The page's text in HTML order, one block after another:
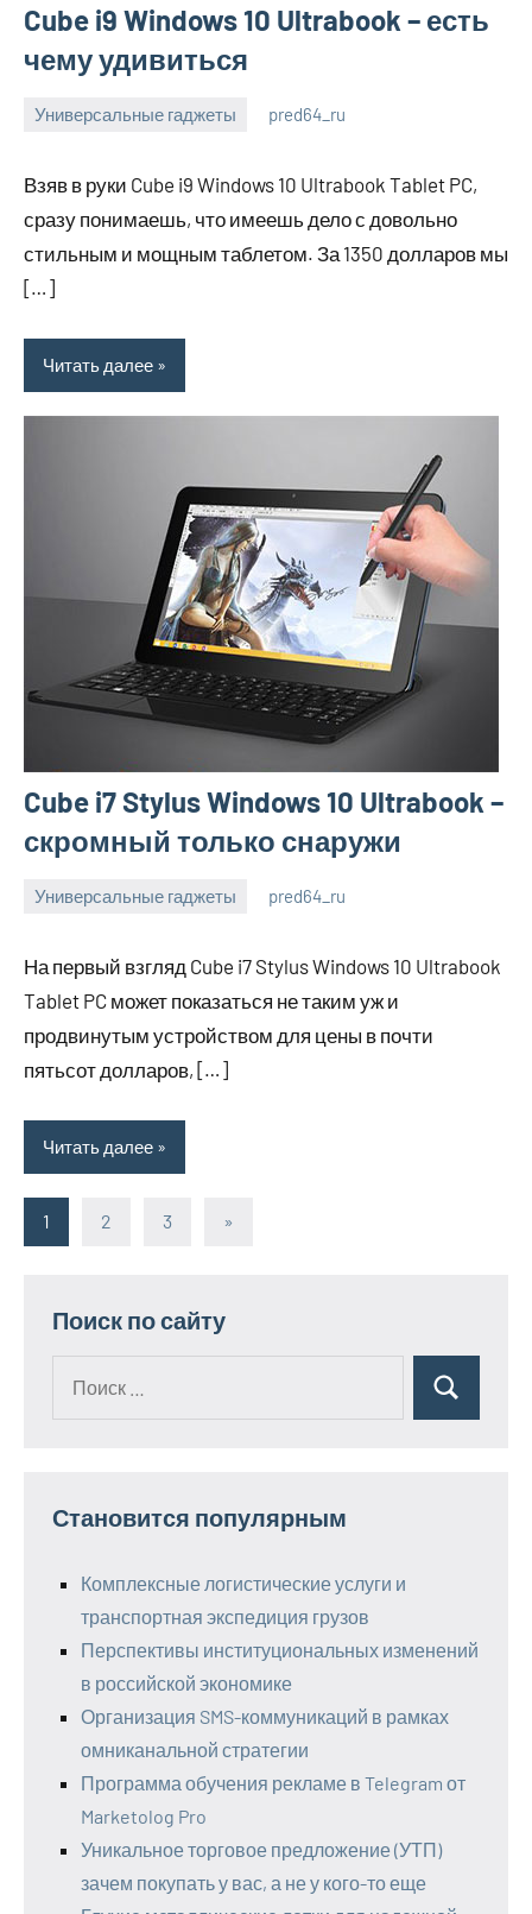
Cube i9 Windows 10 Ultrabook – есть
чему удивиться
Универсальные гаджеты
2023
pred64_ru
Взяв в руки Cube i9 Windows 10 Ultrabook Tablet PC,
сразу понимаешь, что имеешь дело с довольно
стильным и мощным таблетом. За 1350 долларов мы
[…]
Читать далее
Cube i7 Stylus Windows 10 Ultrabook –
скромный только снаружи
Универсальные гаджеты
2023
pred64_ru
На первый взгляд Cube i7 Stylus Windows 10 Ultrabook
Tablet PC может показаться не таким уж и
продвинутым устройством для цены в почти
пятьсот долларов, […]
Читать далее
Пагинация
1 2 3
Следующие
»
Поиск по сайту
Поиск
Становится популярным
Комплексные логистические услуги и
транспортная экспедиция грузов
Перспективы институциональных изменений
в российской экономике
Организация SMS-коммуникаций в рамках
омниканальной стратегии
Программа обучения рекламе в Telegram от
Marketolog Pro
Уникальное торговое предложение (УТП)
зачем покупать у вас, а не у кого-то еще